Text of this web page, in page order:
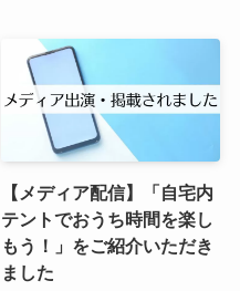
【メディア配信】「自宅内
テントでおうち時間を楽し
もう！」をご紹介いただき
ました